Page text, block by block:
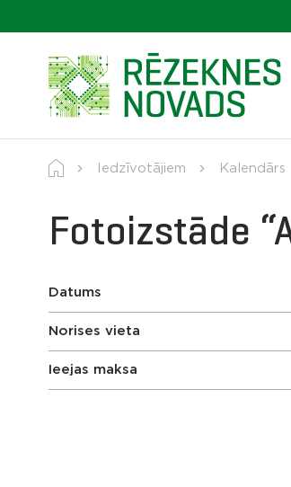
Iedzīvotājiem Kalendārs
Fotoizstāde
Datums
Norises vieta
Ieejas maksa